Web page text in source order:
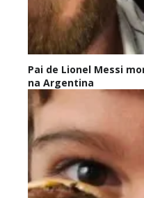
Pai de Lionel Messi
na Argentina